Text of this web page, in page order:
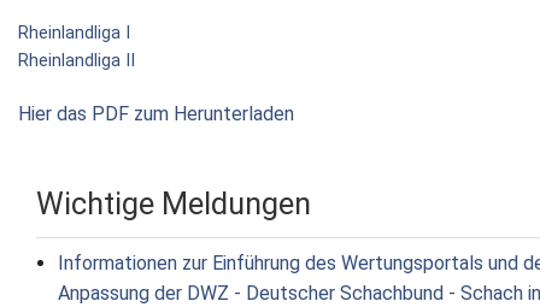
Rheinlandliga I
Rheinlandliga II
Hier das PDF zum Herunterladen
Wichtige Meldungen
Informationen zur Einführung des Wertungsportals und
Anpassung der DWZ - Deutscher Schachbund - Schach in